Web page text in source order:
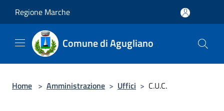
Regione Marche
Comune di Agugliano
Home > Amministrazione > Uffici > C.U.C.